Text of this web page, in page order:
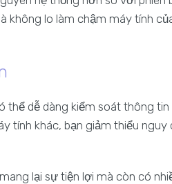
không lo làm chậm máy tính
thể dễ dàng kiểm soát thông
tính khác, bạn giảm thiểu
lại sự tiện lợi mà còn có